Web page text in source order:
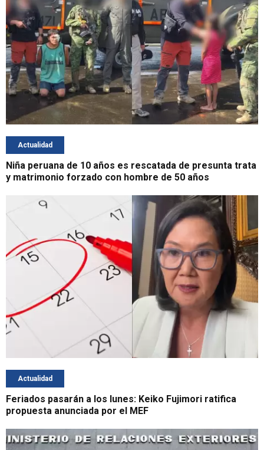
Actualidad
Niña peruana de 10 años es rescatada de presunta trata
y matrimonio forzado con hombre de 50 años
Actualidad
Feriados pasarán a los lunes: Keiko Fujimori ratifica
propuesta anunciada por el MEF